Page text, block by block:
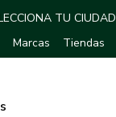
de Construcción
TU CIUDAD
Marcas Tiendas